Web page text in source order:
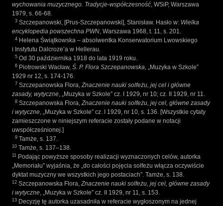
wychowania muzycznego. Tradycje-współczesność, WSiP, Warszawa
1979, s. 66-68.
3 Szczepanowski, [Prus-Szczepanowski], Stanisław. Hasło w: Wielka
encyklopedia powszechna PWN, Warszawa 1968, t. 11, s. 201.
4 Helena Świątkowska – absolwentka Konserwatorium Lwowskiego
i Instytutu Dalcroze’a w Hellerau.
5 Od 30 października 1918 do lata 1919 roku.
6 Piotrowski Wacław, Ś. P. Flora Szczepanowska, „Muzyka w Szkole”
1929 nr 12, s. 174-176.
7 Szczepanowska Flora,Znaczenie nauki solfeżu, jej cel i główne
zasady, wytyczne, „Muzyka w Szkole” cz. I 1929, nr 10; cz. II 1929, nr 11.
8 Szczepanowska Flora,Znaczenie nauki solfeżu, jej cel, główne zasady
i wytyczne, „Muzyka w Szkole” cz. I 1929, nr 10, s. 136. [Wszystkie cytaty
zamieszczone w niniejszym referacie zostały podane w notacji
uwspółcześnionej.]
9 Tamże, s. 137.
10 Tamże, s. 137–138.
11
Podając powyższe sposoby realizacji wyznaczonych celów, autorka
„Memoriału” wyjaśnia, że „do całości pojęcia solfeżu włącza oczywiście
dyktat muzyczny we wszystkich jego postaciach”. Tamże, s. 138.
12 Szczepanowska Flora,Znaczenie nauki solfeżu, jej cel, główne zasady
i wytyczne, „Muzyka w Szkole” cz. II 1929, nr 11, s. 153.
13 Decyzję tę autorka uzasadniła w referacie wygłoszonym na jednej